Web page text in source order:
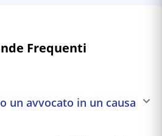
Frequenti
un avvocato in un causa